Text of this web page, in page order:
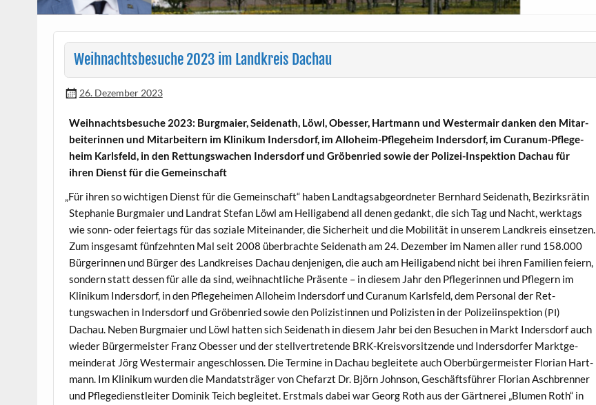
Weihnachtsbesuche 2023 im Landkreis Dachau
26. Dezember 2023
Wei­h­nachts­be­suche 2023: Burgmaier, Sei­de­nath, Löwl, Obess­er, Hart­mann und West­er­mair danken den Mitar­
bei­t­erin­nen und Mitar­beit­ern im Klinikum Inder­s­dorf, im Allo­heim-Pflege­heim Inder­s­dorf, im Curanum-Pflege­
heim Karls­feld, in den Ret­tungswachen Inder­s­dorf und Gröben­ried sowie der Polizei-Inspek­tion Dachau für
ihren Dienst für die Gemeinschaft
„Für ihren so wichti­gen Dienst für die Gemein­schaft“ haben Land­tagsab­ge­ord­neter Bern­hard Sei­de­nath, Bezirk­srätin
Stephanie Burgmaier und Lan­drat Ste­fan Löwl am Heili­ga­bend all denen gedankt, die sich Tag und Nacht, werk­tags
wie sonn- oder feiertags für das soziale Miteinan­der, die Sicher­heit und die Mobil­ität in unserem Land­kreis ein­set­zen.
Zum ins­ge­samt fün­fzehn­ten Mal seit 2008 über­brachte Sei­de­nath am 24. Dezem­ber im Namen aller rund 158.000
Bürg­erin­nen und Bürg­er des Land­kreis­es Dachau den­jeni­gen, die auch am Heili­ga­bend nicht bei ihren Fam­i­lien feiern,
son­dern statt dessen für alle da sind, wei­h­nachtliche Präsente – in diesem Jahr den Pflegerin­nen und Pflegern im
Klinikum Inder­s­dorf, in den Pflege­heimen Allo­heim Inder­s­dorf und Curanum Karls­feld, dem Per­son­al der Ret­
tungswachen in Inder­s­dorf und Gröben­ried sowie den Polizistin­nen und Polizis­ten in der Polizei­in­spek­tion (PI)
Dachau. Neben Burgmaier und Löwl hat­ten sich Sei­de­nath in diesem Jahr bei den Besuchen in Markt Inder­s­dorf auch
wieder Bürg­er­meis­ter Franz Obess­er und der stel­lvertre­tende BRK-Kreisvor­sitzende und Inder­s­dor­fer Mark­t­ge­
mein­der­at Jörg West­er­mair angeschlossen. Die Ter­mine in Dachau begleit­ete auch Ober­bürg­er­meis­ter Flo­ri­an Hart­
mann. Im Klinikum wur­den die Man­dat­sträger von Che­farzt Dr. Björn John­son, Geschäfts­führer Flo­ri­an Aschbren­ner
und Pflege­di­en­stleit­er Dominik Teich begleit­et. Erst­mals dabei war Georg Roth aus der Gärt­nerei „Blu­men Roth“ in